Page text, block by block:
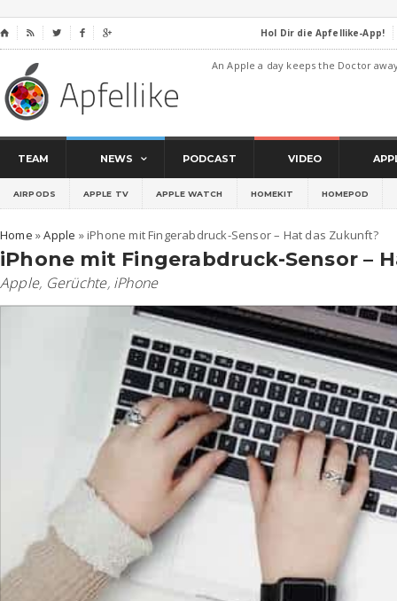
⌂     Hol Dir die Apfellike-App!
An Apple a day keeps the Doctor
TEAM NEWS PODCAST VIDEO
AIRPODS APPLE TV APPLE WATCH HOMEKIT HOMEPOD
Home »Apple » iPhone mit Fingerabdruck-Sensor – Hat das Zukunft?
iPhone mit Fingerabdruck-Sensor –
Apple, Gerüchte, iPhone